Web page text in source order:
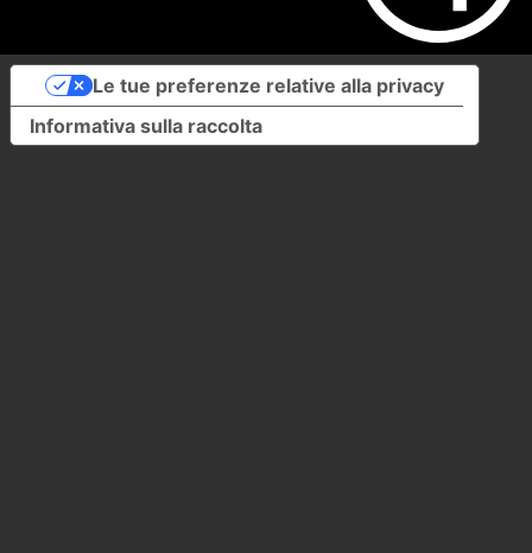
Informativa sulla raccolta
Le tue preferenze relative alla privacy